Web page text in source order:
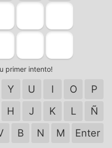
primer intento!
Y U I O
P
H J K L
Ñ
B N M Enter